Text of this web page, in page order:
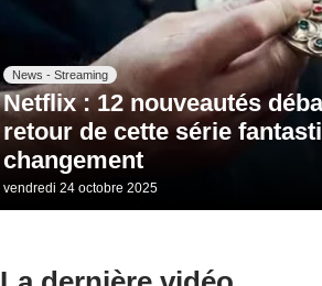
News - Streaming
Netflix : 12 nouveautés
retour de cette série
changement
vendredi 24 octobre 2025